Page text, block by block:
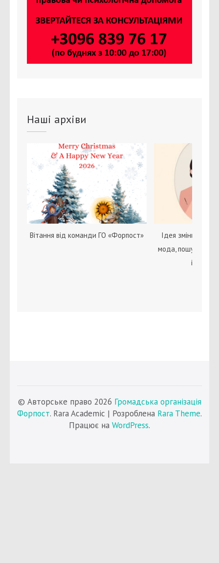
Наші архіви
Вітання від команди ГО «Форпост»
Ідея зміни статі
мода, пошук себе
© Авторське право 2026 Громадська організація
Форпост. Rara Academic | Розроблена Rara Theme.
Працює на WordPress.